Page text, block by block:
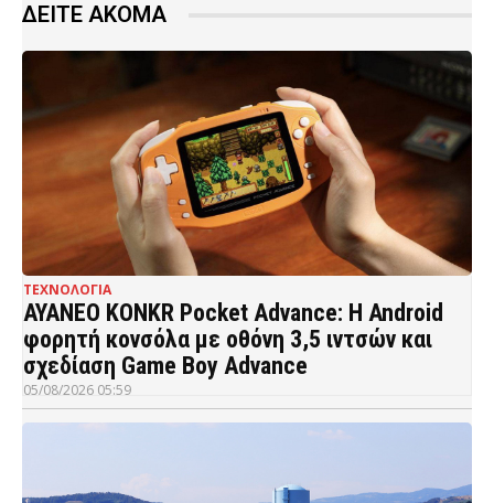
ΔΕΙΤΕ ΑΚΟΜΑ
ΤΕΧΝΟΛΟΓΙΑ
AYANEO KONKR Pocket Advance: Η Android
φορητή κονσόλα με οθόνη 3,5 ιντσών και
σχεδίαση Game Boy Advance
05/08/2026 05:59